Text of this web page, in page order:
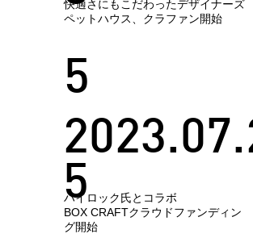
快適さにもこだわったデザイナーズ
ペットハウス、クラファン開始
ハイロック氏とコラボ
BOX CRAFTクラウドファンディン
グ開始
5
5